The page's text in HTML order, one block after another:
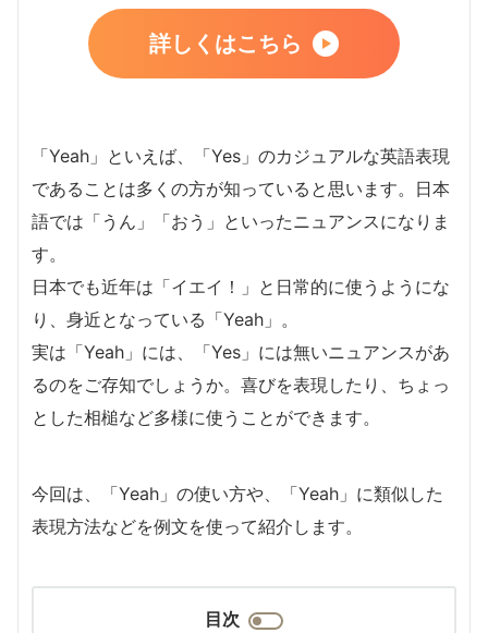
詳しくはこちら
「Yeah」といえば、「Yes」のカジュアルな英語表現
であることは多くの方が知っていると思います。日本
語では「うん」「おう」といったニュアンスになりま
す。
日本でも近年は「イエイ！」と日常的に使うようにな
り、身近となっている「Yeah」。
実は「Yeah」には、「Yes」には無いニュアンスがあ
るのをご存知でしょうか。喜びを表現したり、ちょっ
とした相槌など多様に使うことができます。
今回は、「Yeah」の使い方や、「Yeah」に類似した
表現方法などを例文を使って紹介します。
目次